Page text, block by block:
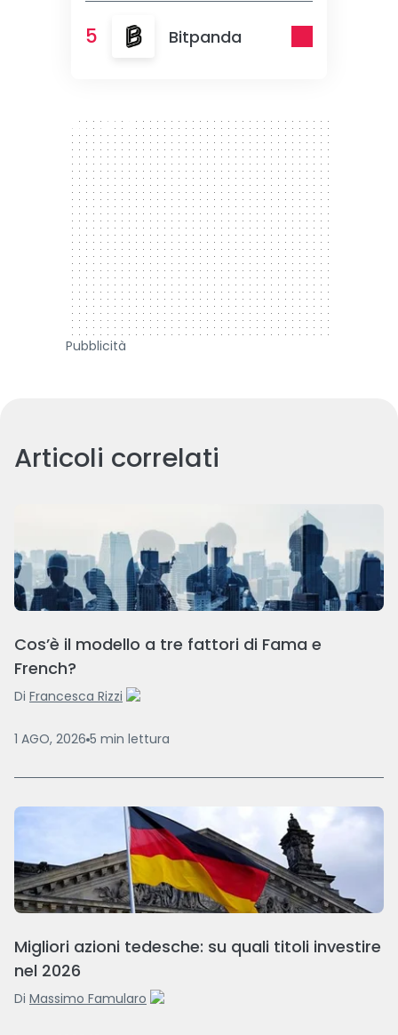
5 Bitpanda
300 x 250
Pubblicità
Articoli correlati
Cos’è il modello a tre fattori di Fama e
French?
Di Francesca Rizzi
1 AGO, 2026 5 min lettura
Migliori azioni tedesche: su quali titoli investire
nel 2026
Di Massimo Famularo